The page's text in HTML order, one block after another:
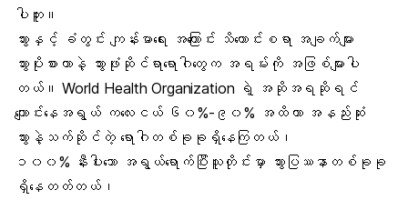
ပါဘူး။
သွားနှင့် ခံတွင်း ကျန်းမာရေး အကြောင်း သိကောင်းစရာ အချက်များ
သွားပိုးစားတာနဲ့ သွားဖုံးဆိုင်ရာရောဂါတွေက အရမ်းကို အဖြစ်များပါ
တယ်။ World Health Organization ရဲ့ အဆိုအရဆိုရင်
ကျောင်းနေအရွယ် ကလေးငယ် ၆၀%-၉၀% အထိဟာ အနည်းဆုံး
သွားနဲ့သက်ဆိုင်တဲ့ ရောဂါတစ်ခုခုရှိနေကြတယ်၊
၁၀၀% နီးပါးသော အရွယ်ရောက်ပြီးသူတိုင်းမှာ သွားပြဿနာတစ်ခုခု
ရှိနေတတ်တယ်၊